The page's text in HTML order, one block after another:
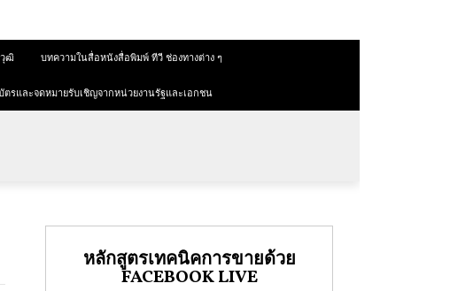
ฒิ บทความในสื่อหนังสื่อพิมพ์ ทีวี ช่องทางต่าง ๆ
ตรและจดหมายรับเชิญจากหน่วยงานรัฐและเอกชน
หลักสูตรเทคนิคการขายด้วย
FACEBOOK LIVE